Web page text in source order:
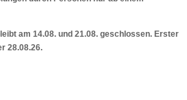
am 14.08. und 21.08. geschlossen. Erster
28.08.26.